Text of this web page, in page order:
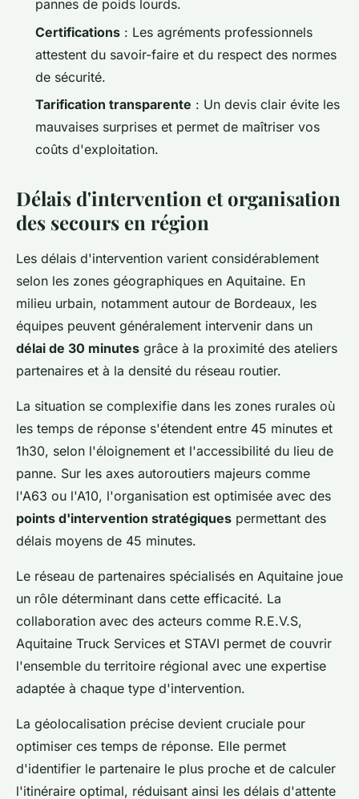
pannes de poids lourds.
Certifications : Les agréments professionnels
attestent du savoir-faire et du respect des normes
de sécurité.
Tarification transparente : Un devis clair évite les
mauvaises surprises et permet de maîtriser vos
coûts d'exploitation.
Délais d'intervention et organisation
des secours en région
Les délais d'intervention varient considérablement
selon les zones géographiques en Aquitaine. En
milieu urbain, notamment autour de Bordeaux, les
équipes peuvent généralement intervenir dans un
délai de 30 minutes grâce à la proximité des ateliers
partenaires et à la densité du réseau routier.
La situation se complexifie dans les zones rurales où
les temps de réponse s'étendent entre 45 minutes et
1h30, selon l'éloignement et l'accessibilité du lieu de
panne. Sur les axes autoroutiers majeurs comme
l'A63 ou l'A10, l'organisation est optimisée avec des
points d'intervention stratégiques permettant des
délais moyens de 45 minutes.
Le réseau de partenaires spécialisés en Aquitaine joue
un rôle déterminant dans cette efficacité. La
collaboration avec des acteurs comme R.E.V.S,
Aquitaine Truck Services et STAVI permet de couvrir
l'ensemble du territoire régional avec une expertise
adaptée à chaque type d'intervention.
La géolocalisation précise devient cruciale pour
optimiser ces temps de réponse. Elle permet
d'identifier le partenaire le plus proche et de calculer
l'itinéraire optimal, réduisant ainsi les délais d'attente